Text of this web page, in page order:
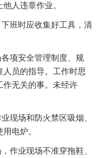
人违章作业。
班时应收集好工具，清
项安全管理制度、规
员的指导。工作时思
作无关的事。未经许
现场和防火禁区吸烟、
电炉。
作业现场不准穿拖鞋、